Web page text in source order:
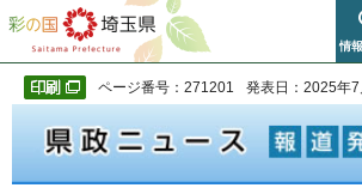
彩の国 埼玉県
情
ページ番号：271201 発表日：2025年